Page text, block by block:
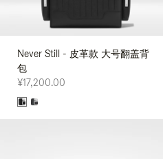
Never Still - 皮革款 大号翻盖背
包
¥17,200.00